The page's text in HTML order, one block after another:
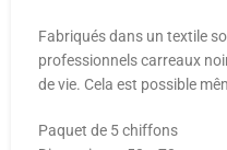
Fabriqués dans un textile
professionnels carreaux
de vie. Cela est possible
Paquet de 5 chiffons